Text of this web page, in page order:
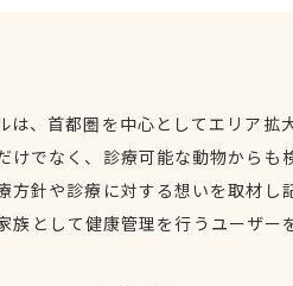
は、首都圏を中心としてエリア
けでなく、診療可能な動物からも
方針や診療に対する想いを取材し
族として健康管理を行うユーザー